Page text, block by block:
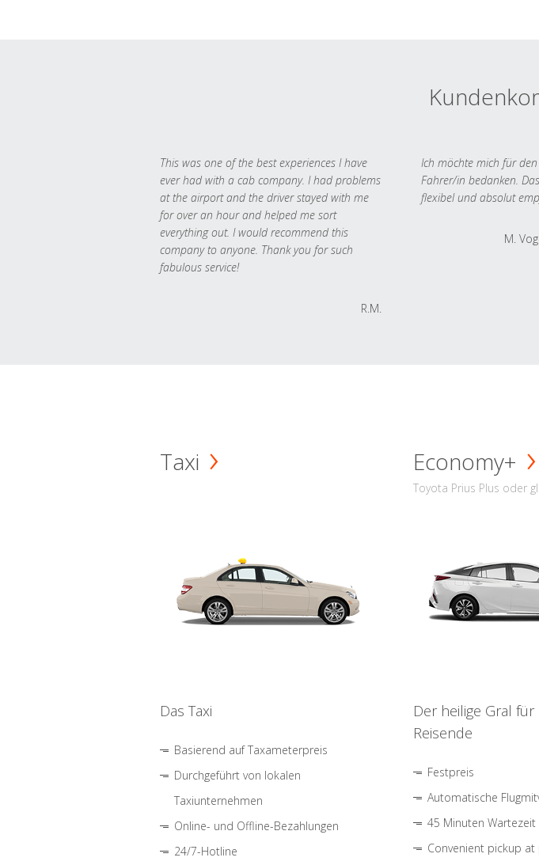
This was one of the best experiences I have
ever had with a cab company. I had problems
at the airport and the driver stayed with me
for over an hour and helped me sort
everything out. I would recommend this
company to anyone. Thank you for such
fabulous service!
R.M.
Ich möchte mich für
Fahrer/in bedanken.
flexibel und absolut
M.
Taxi
Das Taxi
Basierend auf Taxameterpreis
Durchgeführt von lokalen
Taxiunternehmen
Online- und Offline-Bezahlungen
24/7-Hotline
Economy+
Toyota Prius Plus oder
Der heilige Gral
Reisende
Festpreis
Automatische
45 Minuten
Convenient pickup